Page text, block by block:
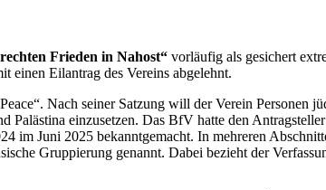
Frieden in Nahost“ vorläufig als gesichert
einen Eilantrag des Vereins abgelehnt.
Nach seiner Satzung will der Verein Personen
einzusetzen. Das BfV hatte den
im Juni 2025 bekanntgemacht. In mehreren
Gruppierung genannt. Dabei bezieht der